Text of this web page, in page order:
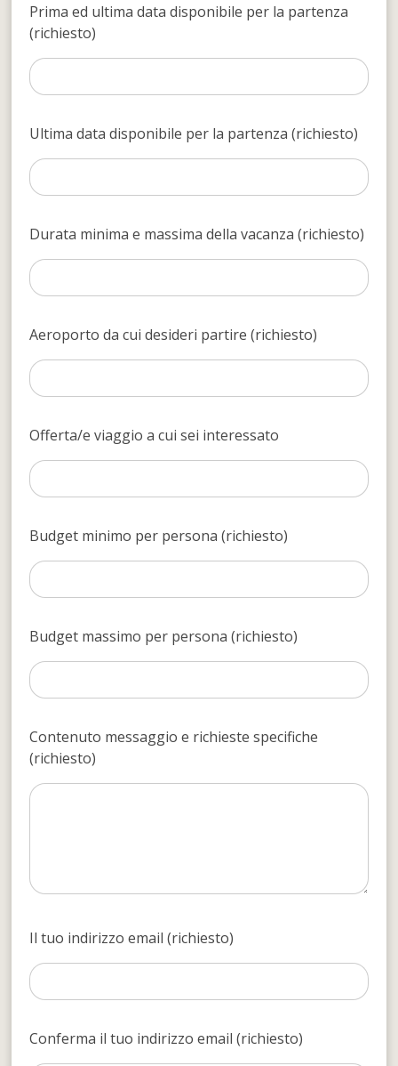
Prima ed ultima data disponibile per la partenza
(richiesto)
Ultima data disponibile per la partenza (richiesto)
Durata minima e massima della vacanza (richiesto)
Aeroporto da cui desideri partire (richiesto)
Offerta/e viaggio a cui sei interessato
Budget minimo per persona (richiesto)
Budget massimo per persona (richiesto)
Contenuto messaggio e richieste specifiche
(richiesto)
Il tuo indirizzo email (richiesto)
Conferma il tuo indirizzo email (richiesto)